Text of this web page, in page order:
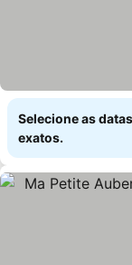
Selecione as
exatos.